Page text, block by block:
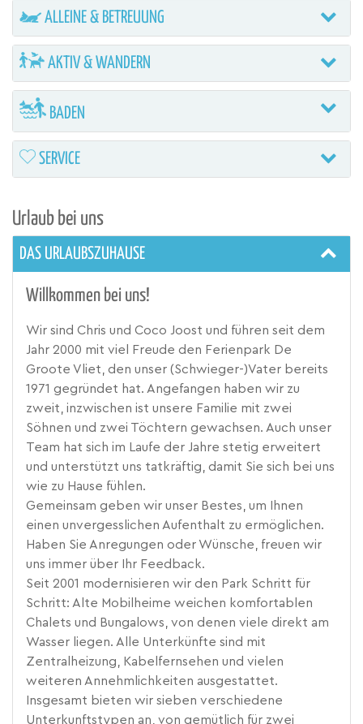
ALLEINE & BETREUUNG
AKTIV & WANDERN
BADEN
SERVICE
Urlaub bei uns
DAS URLAUBSZUHAUSE
Willkommen bei uns!
Wir sind Chris und Coco Joost und führen seit dem
Jahr 2000 mit viel Freude den Ferienpark De
Groote Vliet, den unser (Schwieger-)Vater bereits
1971 gegründet hat. Angefangen haben wir zu
zweit, inzwischen ist unsere Familie mit zwei
Söhnen und zwei Töchtern gewachsen. Auch unser
Team hat sich im Laufe der Jahre stetig erweitert
und unterstützt uns tatkräftig, damit Sie sich bei uns
wie zu Hause fühlen.
Gemeinsam geben wir unser Bestes, um Ihnen
einen unvergesslichen Aufenthalt zu ermöglichen.
Haben Sie Anregungen oder Wünsche, freuen wir
uns immer über Ihr Feedback.
Seit 2001 modernisieren wir den Park Schritt für
Schritt: Alte Mobilheime weichen komfortablen
Chalets und Bungalows, von denen viele direkt am
Wasser liegen. Alle Unterkünfte sind mit
Zentralheizung, Kabelfernsehen und vielen
weiteren Annehmlichkeiten ausgestattet.
Insgesamt bieten wir sieben verschiedene
Unterkunftstypen an, von gemütlich für zwei